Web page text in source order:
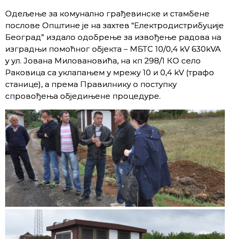
Одељење за комунално грађевинске и стамбене
послове Општине је на захтев “Електродистрибуције
Београд” издало одобрење за извођење радова на
изградњи помоћног објекта – МБТС 10/0,4 kV 630kVA
у ул. Јована Миловановића, на кп 298/1 КО село
Раковица са уклапањем у мрежу 10 и 0,4 kV (трафо
станице), а према Правилнику о поступку
спровођења обједињене процедуре.